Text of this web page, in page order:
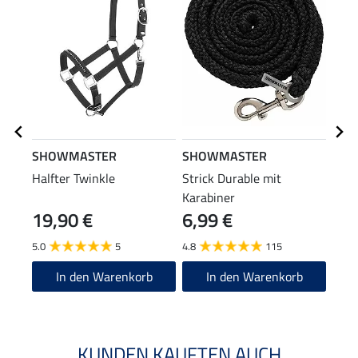
SHOWMASTER
Halfter Twinkle
19,90 €
5.0 5
In den Warenkorb
SHOWMASTER
Strick Durable mit
Karabiner
6,99 €
4.8 115
In den Warenkorb